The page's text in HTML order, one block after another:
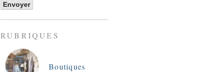
RUBRIQUES
Boutiques